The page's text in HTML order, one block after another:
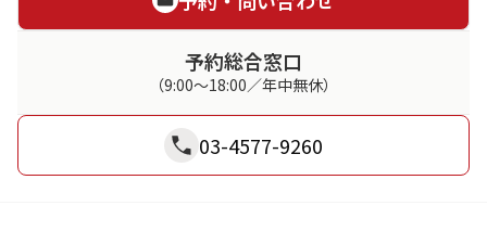
予約総合窓口
（9:00～18:00／年中無休）
03-4577-9260